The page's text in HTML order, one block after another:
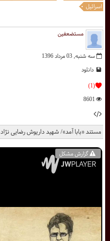
گزارش مشکل
مستند «بابا آمد»/ شهید داریوش رضایی نژاد
مستضعفین
سه شنبه, 03 مرداد 1396
دانلود
(1)
8601
اسرائیل